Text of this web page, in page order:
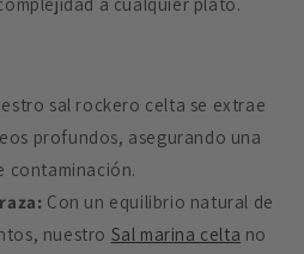
sal rockero celta se extrae
profundos, asegurando una
contaminación.
Con un equilibrio natural de
nuestro Sal marina celta no